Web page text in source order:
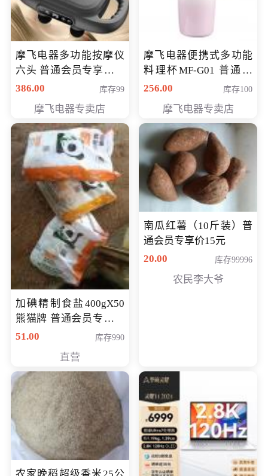
摩飞电器多功能按摩仪
六头 普通会员专享价格
199元
386.00 库存99
摩飞电器专卖店
摩飞电器便携式多功能
料理杯MF-G01 普通会
员专享价格118元
256.00 库存100
摩飞电器专卖店
加碘精制食盐400gX50
熊猫牌 普通会员专享价
格50元
51.00 库存990
直营
南瓜红薯（10斤装）普
通会员专享价15元
20.00
库存99996
农民李大爷